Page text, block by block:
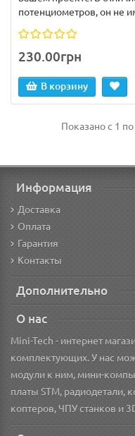
потенциометров, он не
230.00грн
В корзину
Показано с 1
Информация
Доставка
Оплата
Гарантия
Контакты
Дополнительно
О нас
Mini-Tech - интернет
комплектующих. У нас
модули к ним, мини-
платы STM, радиодетали,
коптеров, ЧПУ станков и